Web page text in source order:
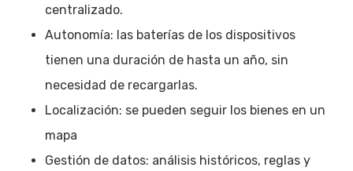
centralizado.
Autonomía: las baterías de los dispositivos
tienen una duración de hasta un año, sin
necesidad de recargarlas.
Localización: se pueden seguir los bienes en un
mapa
Gestión de datos: análisis históricos, reglas y